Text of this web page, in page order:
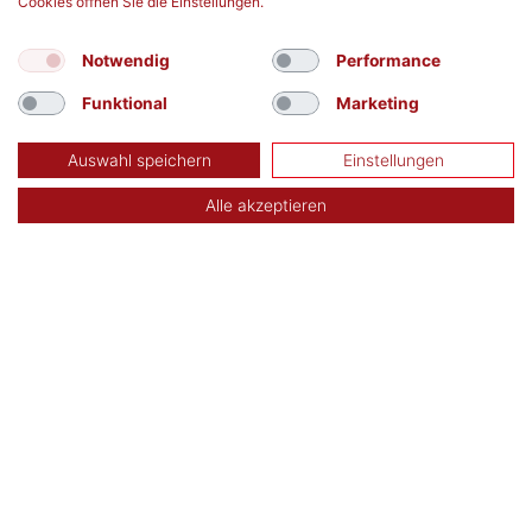
TERMIN SUCHEN
Notwendig Performance
Funktional Marketing
Auswahl speichern Einstellungen
Alle akzeptieren